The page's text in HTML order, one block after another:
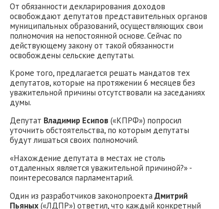
От обязанности декларирования доходов
освобождают депутатов представительных органов
муниципальных образований, осуществляющих свои
полномочия на непостоянной основе. Сейчас по
действующему закону от такой обязанности
освобождены сельские депутаты.
Кроме того, предлагается решать мандатов тех
депутатов, которые на протяжении 6 месяцев без
уважительной причины отсутствовали на заседаниях
думы.
Депутат Владимир Есипов («КПРФ») попросил
уточнить обстоятельства, по которым депутаты
будут лишаться своих полномочий.
«Нахождение депутата в местах не столь
отдаленных является уважительной причиной?» -
поинтересовался парламентарий.
Один из разработчиков законопроектаДмитрий
Пьяных(«ЛДПР») ответил, что каждый конкретный